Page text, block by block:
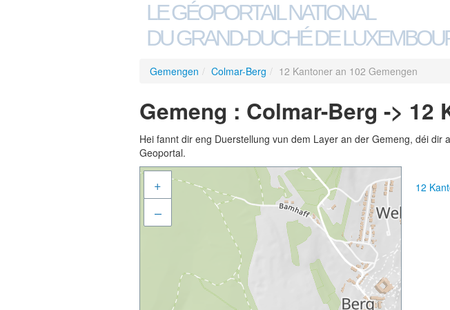
LE GÉOPORTAIL NATIONAL
DU GRAND-DUCHÉ DE
Gemengen / Colmar-Berg / 12 Kantoner an 102 Gemengen
Gemeng : Colmar-Berg -> 12
Hei fannt dir eng Duerstellung vun dem Layer an der Gemeng, déi
Geoportal.
+
–
12